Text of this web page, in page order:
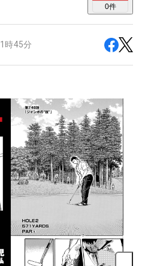
0件
時45分